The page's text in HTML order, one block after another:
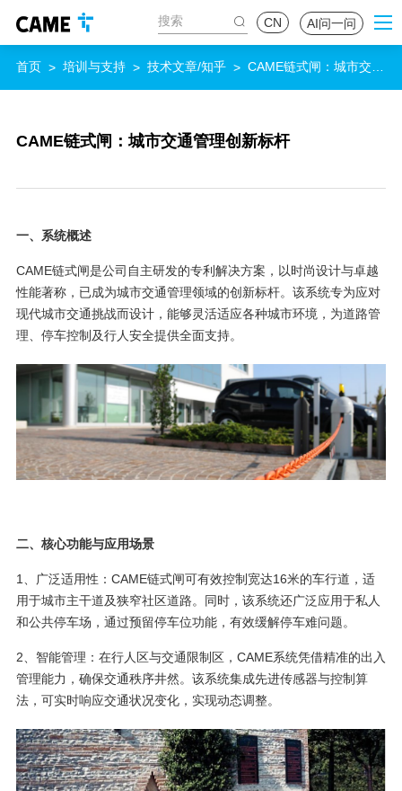
CN AI问一问
首页 > 培训与支持 > 技术文章/知乎 > CAME链式闸：城市交通
CAME链式闸：城市交通管理创新标杆
一、系统概述
CAME链式闸是公司自主研发的专利解决方案，以时尚设计与卓越
性能著称，已成为城市交通管理领域的创新标杆。该系统专为应对
现代城市交通挑战而设计，能够灵活适应各种城市环境，为道路管
理、停车控制及行人安全提供全面支持。
二、核心功能与应用场景
1、广泛适用性：CAME链式闸可有效控制宽达16米的车行道，适
用于城市主干道及狭窄社区道路。同时，该系统还广泛应用于私人
和公共停车场，通过预留停车位功能，有效缓解停车难问题。
2、智能管理：在行人区与交通限制区，CAME系统凭借精准的出入
管理能力，确保交通秩序井然。该系统集成先进传感器与控制算
法，可实时响应交通状况变化，实现动态调整。